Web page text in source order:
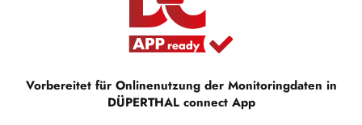
Vorbereitet für Onlinenutzung der Monitoringdaten in
DÜPERTHAL connect App